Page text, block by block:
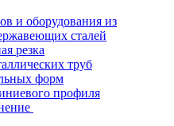
и оборудования из
сталей
резка
труб
форм
профиля